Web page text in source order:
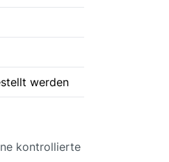
werden
kontrollierte